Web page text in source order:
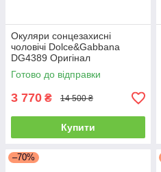
Окуляри сонцезахисні
чоловічі Dolce&Gabbana
DG4389 Оригінал
Готово до відправки
3 770 ₴ 14 500 ₴
Купити
–70%